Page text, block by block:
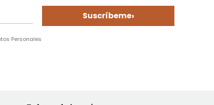
Suscríbeme›
Personales